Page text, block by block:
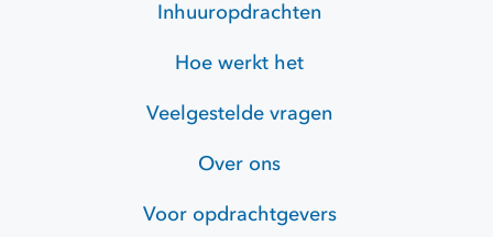
Inhuuropdrachten
Hoe werkt het
Veelgestelde vragen
Over ons
Voor opdrachtgevers